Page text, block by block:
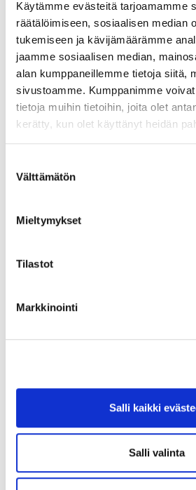
Käytämme evästeitä tarjoamamme
räätälöimiseen, sosiaalisen median
tukemiseen ja kävijämäärämme
jaamme sosiaalisen median,
alan kumppaneillemme tietoja siitä,
sivustoamme. Kumppanimme
tietoja muihin tietoihin, joita olet
kerätty, kun olet käyttänyt heidän
valinta
Välttämätön
Mieltymykset
Tilastot
Markkinointi
Salli kaikki
Salli valinta
52,2 l/s
Käyttölämpötila-alue
-25..+50°C
Moottorin tyyppi
R3G400-AY87-01
käyttö- ja
Jalusta
Asennusasento